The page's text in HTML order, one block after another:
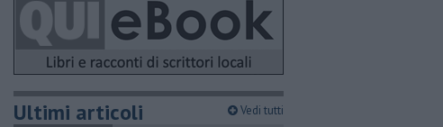
Ultimi articoli Vedi tutti